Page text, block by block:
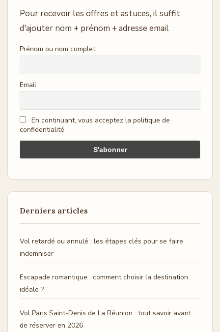
Pour recevoir les offres et astuces, il suffit
d'ajouter nom + prénom + adresse email
Prénom ou nom complet
Email
En continuant, vous acceptez la politique de
confidentialité
Derniers articles
Vol retardé ou annulé : les étapes clés pour se faire
indemniser
Escapade romantique : comment choisir la destination
idéale ?
Vol Paris Saint-Denis de La Réunion : tout savoir avant
de réserver en 2026